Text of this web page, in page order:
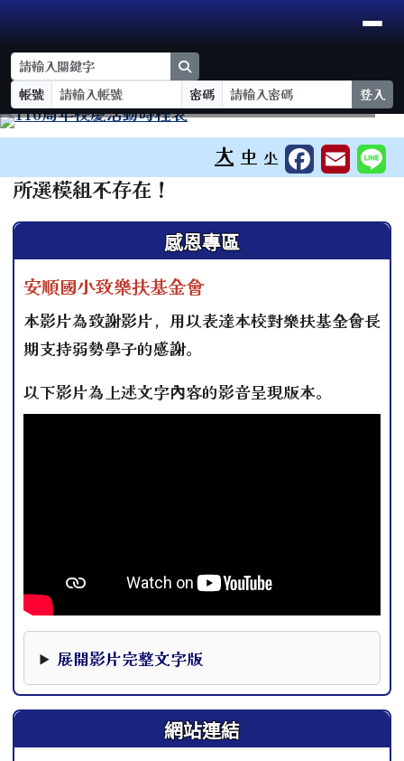
跳至主內容區
臺南市安順國小
導覽列
帳號
密碼 登入
⏸
大 中 小
主內容區域
所選模組不存在！
左邊區域內容 感恩專區
安順國小致樂扶基金會
本影片為致謝影片，用以表達本校對樂扶基金會長
期支持弱勢學子的感謝。
以下影片為上述文字內容的影音呈現版本。
展開影片完整文字版
網站連結
頁尾區域